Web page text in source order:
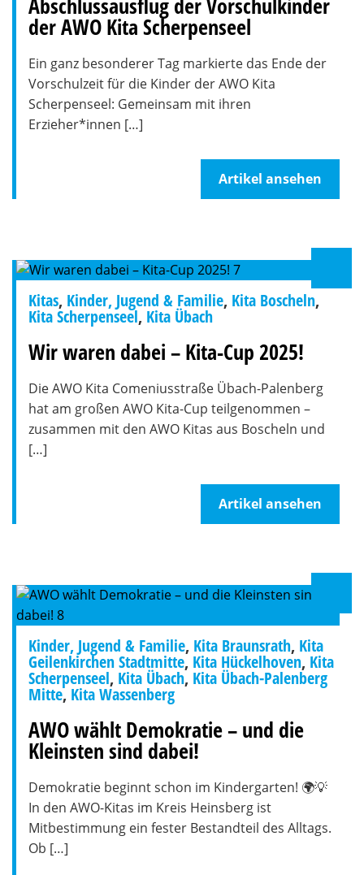
der AWO Kita Scherpenseel
Ein ganz besonderer Tag markierte das Ende der
Vorschulzeit für die Kinder der AWO Kita
Scherpenseel: Gemeinsam mit ihren
Erzieher*innen […]
Artikel ansehen
Kitas, Kinder, Jugend & Familie, Kita Boscheln,
Kita Scherpenseel, Kita Übach
Wir waren dabei – Kita-Cup 2025!
Die AWO Kita Comeniusstraße Übach-Palenberg
hat am großen AWO Kita-Cup teilgenommen –
zusammen mit den AWO Kitas aus Boscheln und
[…]
Artikel ansehen
Kinder, Jugend & Familie, Kita Braunsrath, Kita
Geilenkirchen Stadtmitte, Kita Hückelhoven, Kita
Scherpenseel, Kita Übach, Kita Übach-Palenberg
Mitte, Kita Wassenberg
AWO wählt Demokratie – und die
Kleinsten sind dabei!
Demokratie beginnt schon im Kindergarten! 🌍💡
In den AWO-Kitas im Kreis Heinsberg ist
Mitbestimmung ein fester Bestandteil des Alltags.
Ob […]